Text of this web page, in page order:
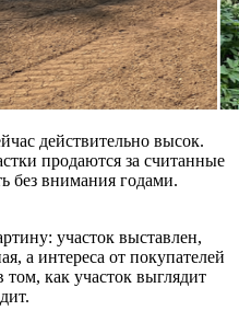
действительно высок.
продаются за считанные
без внимания годами.
участок выставлен,
а интереса от покупателей
как участок выглядит